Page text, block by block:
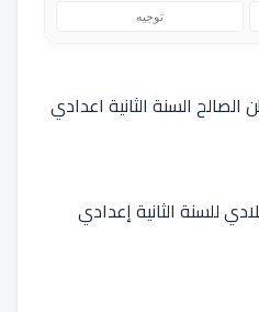
توجيه
السنة الثانية اعدادي
للسنة الثانية إعدادي